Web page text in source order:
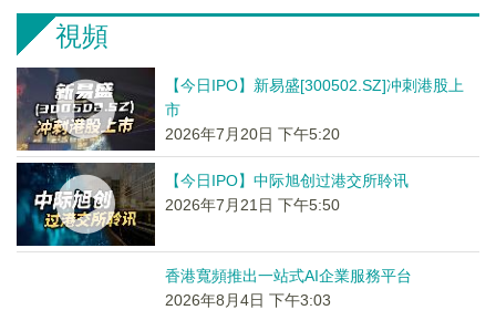
視頻
【今日IPO】新易盛[300502.SZ]冲刺港股上
市
2026年7月20日 下午5:20
【今日IPO】中际旭创过港交所聆讯
2026年7月21日 下午5:50
香港寬頻推出一站式AI企業服務平台
2026年8月4日 下午3:03